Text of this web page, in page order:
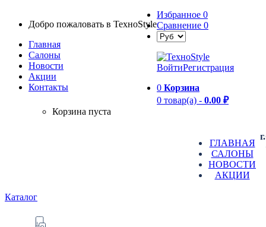
Добро пожаловать в TexноStyle
Главная
Салоны
Новости
Aкции
Контакты
Избранное 0
Сравнение 0
ВойтиРегистрация
0 Корзина
0 товар(а) - 0.00 ₽
Корзина пуста
ГЛАВНАЯ
САЛОНЫ
НОВОСТИ
АКЦИИ
Каталог